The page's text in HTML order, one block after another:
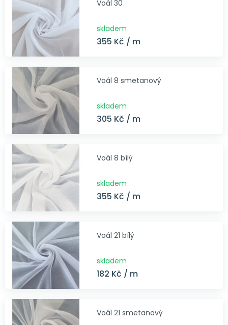
Voál 30
skladem
355 Kč / m
Voál 8 smetanový
skladem
305 Kč / m
Voál 8 bílý
skladem
355 Kč / m
Voál 21 bílý
skladem
182 Kč / m
Voál 21 smetanový